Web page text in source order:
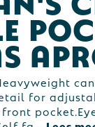
en USB
for